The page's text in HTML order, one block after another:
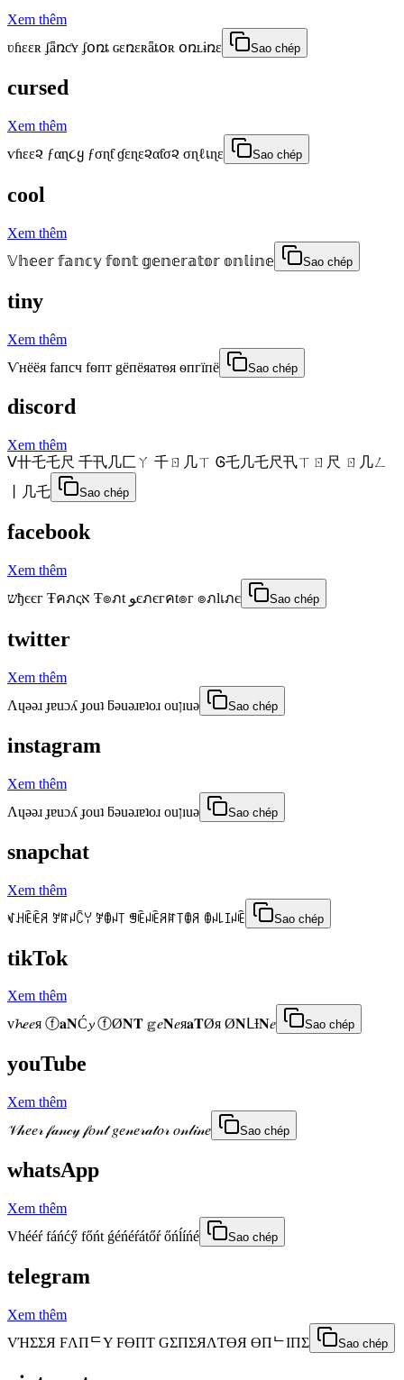
Xem thêm
ʋɦɛɛʀ ʄǟռƈʏ ʄօռȶ ɢɛռɛʀǟȶօʀ օռʟɨռɛ
Sao chép
cursed
Xem thêm
ѵɦεε૨ ƒαɳ૮ყ ƒσɳƭ ɠεɳε૨αƭσ૨ σɳℓเɳε
Sao chép
cool
Xem thêm
𝕍𝕙𝕖𝕖𝕣 𝕗𝕒𝕟𝕔𝕪 𝕗𝕠𝕟𝕥 𝕘𝕖𝕟𝕖𝕣𝕒𝕥𝕠𝕣 𝕠𝕟𝕝𝕚𝕟𝕖
Sao chép
tiny
Xem thêm
Ѵнёёя fапcч fѳпт gёпёяатѳя ѳпгїпё
Sao chép
discord
Xem thêm
ᐯ卄乇乇尺 千卂几匚ㄚ 千ㄖ几ㄒ Ꮆ乇几乇尺卂ㄒㄖ尺 ㄖ几ㄥ
丨几乇
Sao chép
facebook
Xem thêm
שђєєг Ŧคภςא Ŧ๏ภt ﻮєภєгคt๏г ๏ภlเภє
Sao chép
twitter
Xem thêm
Λɥǝǝɹ ɟɐuɔʎ ɟouʇ ƃǝuǝɹɐʇoɹ ouןıuǝ
Sao chép
instagram
Xem thêm
Λɥǝǝɹ ɟɐuɔʎ ɟouʇ ƃǝuǝɹɐʇoɹ ouןıuǝ
Sao chép
snapchat
Xem thêm
ꃴꃅꍟꍟꋪ ꎇꍏꈤꉓꌩ ꎇꂦꈤ꓄ ꁅꍟꈤꍟꋪꍏ꓄ꂦꋪ ꂦꈤ꒒ꀤꈤꍟ
Sao chép
tikTok
Xem thêm
v𝓱𝑒𝑒я ⓕ𝐚𝐍Ć𝔂 ⓕØ𝐍𝐓 𝕘𝑒𝐍𝑒я𝐚𝐓Øя Ø𝐍ᒪƗ𝐍𝑒
Sao chép
youTube
Xem thêm
𝒱𝒽𝑒𝑒𝓇 𝒻𝒶𝓃𝒸𝓎 𝒻𝑜𝓃𝓉 𝑔𝑒𝓃𝑒𝓇𝒶𝓉𝑜𝓇 𝑜𝓃𝓁𝒾𝓃𝑒
Sao chép
whatsApp
Xem thêm
Vhééŕ fáńćӳ főńt ǵéńéŕátőŕ őńĺíńé
Sao chép
telegram
Xem thêm
VΉΣΣЯ FΛПᄃY FӨПƬ GΣПΣЯΛƬӨЯ ӨПᄂIПΣ
Sao chép